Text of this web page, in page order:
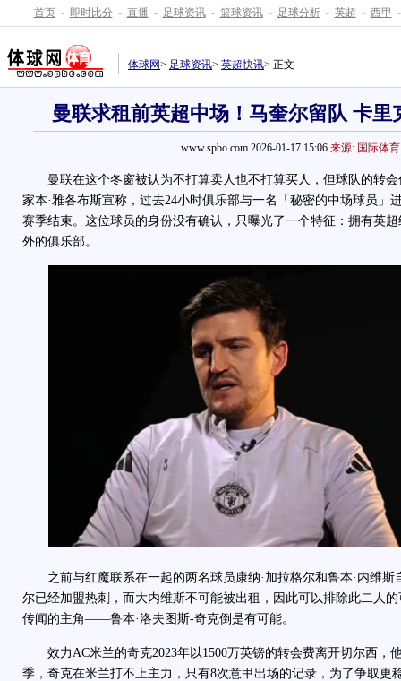
首页 - 即时比分 - 直播 - 足球资讯 - 篮球资讯 - 足球分析 - 英超 - 西甲 -
体球网> 足球资讯> 英超快讯> 正文
曼联求租前英超中场！马奎尔留队 卡里
www.spbo.com 2026-01-17 15:06 来源: 国际体育
曼联在这个冬窗被认为不打算卖人也不打算买人，但球队的转会
家本·雅各布斯宣称，过去24小时俱乐部与一名「秘密的中场球员」
赛季结束。这位球员的身份没有确认，只曝光了一个特征：拥有英
外的俱乐部。
之前与红魔联系在一起的两名球员康纳·加拉格尔和鲁本·内维斯
尔已经加盟热刺，而大内维斯不可能被出租，因此可以排除此二人
传闻的主角——鲁本·洛夫图斯-奇克倒是有可能。
效力AC米兰的奇克2023年以1500万英镑的转会费离开切尔西，
季，奇克在米兰打不上主力，只有8次意甲出场的记录，为了争取更